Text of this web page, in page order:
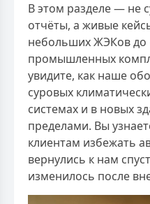
В этом разделе — не
отчёты, а живые
небольших ЖЭКов до
промышленных
увидите, как наше
суровых
системах и в новых
пределами. Вы
клиентам избежать
вернулись к нам
изменилось после